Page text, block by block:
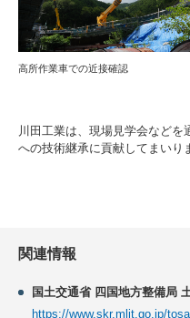
高所作業車での近接確認
川田工業は、現場見学会など
への技術継承に貢献してまいり
関連情報
国土交通省 四国地方整備局
https://www.skr.mlit.go.jp/